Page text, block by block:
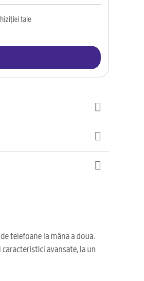
tale
telefoane la mâna a doua.
avansate, la un